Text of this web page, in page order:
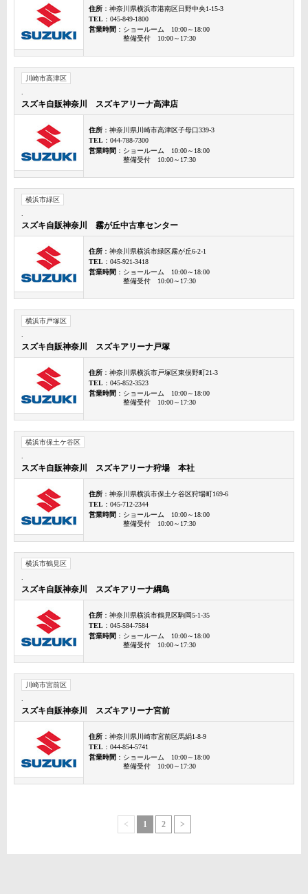
住所 ：神奈川県横浜市港南区日野中央1-15-3
TEL ：045-849-1800
営業時間 ：ショールーム 10:00～18:00
整備受付 10:00～17:30
川崎市高津区
スズキ自販神奈川 スズキアリーナ高津店
住所 ：神奈川県川崎市高津区子母口339-3
TEL ：044-788-7300
営業時間 ：ショールーム 10:00～18:00
整備受付 10:00～17:30
横浜市緑区
スズキ自販神奈川 霧が丘中古車センター
住所 ：神奈川県横浜市緑区霧が丘6-2-1
TEL ：045-921-3418
営業時間 ：ショールーム 10:00～18:00
整備受付 10:00～17:30
横浜市戸塚区
スズキ自販神奈川 スズキアリーナ戸塚
住所 ：神奈川県横浜市戸塚区東俣野町21-3
TEL ：045-852-3523
営業時間 ：ショールーム 10:00～18:00
整備受付 10:00～17:30
横浜市保土ケ谷区
スズキ自販神奈川 スズキアリーナ狩場 本社
住所 ：神奈川県横浜市保土ケ谷区狩場町169-6
TEL ：045-712-2344
営業時間 ：ショールーム 10:00～18:00
整備受付 10:00～17:30
横浜市鶴見区
スズキ自販神奈川 スズキアリーナ綱島
住所 ：神奈川県横浜市鶴見区駒岡5-1-35
TEL ：045-584-7584
営業時間 ：ショールーム 10:00～18:00
整備受付 10:00～17:30
川崎市宮前区
スズキ自販神奈川 スズキアリーナ宮前
住所 ：神奈川県川崎市宮前区馬絹1-8-9
TEL ：044-854-5741
営業時間 ：ショールーム 10:00～18:00
整備受付 10:00～17:30
< 1 2 >